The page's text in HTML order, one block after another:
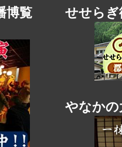
博覧
せせら
やなかの